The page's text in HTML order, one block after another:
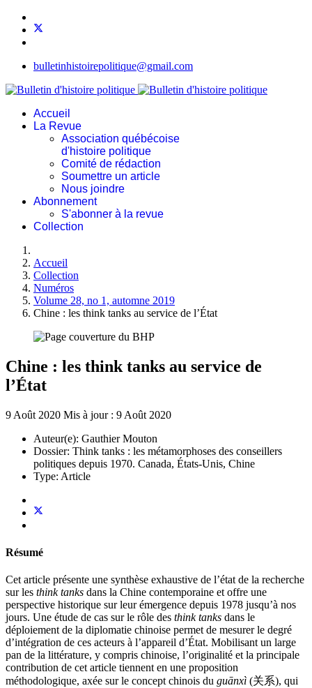
bulletinhistoirepolitique@gmail.com
Accueil
La Revue
Association québécoise
d'histoire politique
Comité de rédaction
Soumettre un article
Nous joindre
Abonnement
S'abonner à la revue
Collection
Accueil
Collection
Numéros
Volume 28, no 1, automne 2019
Chine : les think tanks au service de l’État
Chine : les think tanks au service de
l’État
9 Août 2020 Mis à jour : 9 Août 2020
Auteur(e): Gauthier Mouton
Dossier: Think tanks : les métamorphoses des conseillers
politiques depuis 1970. Canada, États-Unis, Chine
Type: Article
Résumé
Cet article présente une synthèse exhaustive de l’état de la recherche
sur les think tanks dans la Chine contemporaine et offre une
perspective historique sur leur émergence depuis 1978 jusqu’à nos
jours. Une étude de cas sur le rôle des think tanks dans le
déploiement de la diplomatie chinoise permet de mesurer le degré
d’intégration de ces acteurs à l’appareil d’État. Mobilisant un large
pan de la littérature, y compris chinoise, l’originalité et la principale
contribution de cet article tiennent en une proposition
méthodologique, axée sur le concept chinois du guānxì (关系), qui